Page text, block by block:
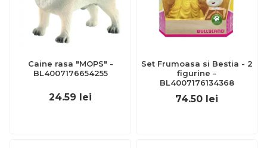
Caine rasa "MOPS" -
BL4007176654255
24.59 lei
Set Frumoasa si Bestia - 2
figurine -
BL4007176134368
74.50 lei